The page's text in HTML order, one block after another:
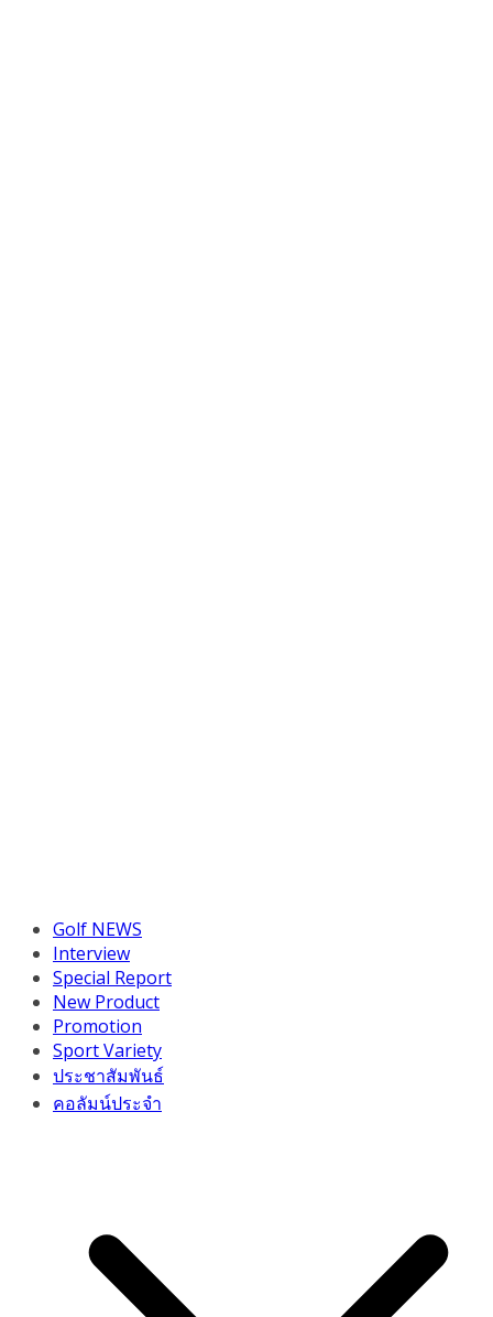
Golf NEWS
Interview
Special Report
New Product
Promotion
Sport Variety
ประชาสัมพันธ์
คอลัมน์ประจำ